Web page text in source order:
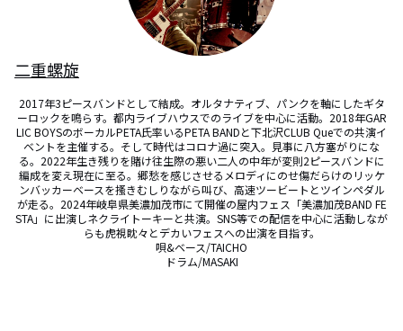
二重螺旋
2017年3ピースバンドとして結成。オルタナティブ、パンクを軸にしたギタ
ーロックを鳴らす。都内ライブハウスでのライブを中心に活動。2018年GAR
LIC BOYSのボーカルPETA氏率いるPETA BANDと下北沢CLUB Queでの共演イ
ベントを主催する。そして時代はコロナ過に突入。見事に八方塞がりにな
る。2022年生き残りを賭け往生際の悪い二人の中年が変則2ピースバンドに
編成を変え現在に至る。郷愁を感じさせるメロディにのせ傷だらけのリッケ
ンバッカーベースを搔きむしりながら叫び、高速ツービートとツインペダル
が走る。2024年岐阜県美濃加茂市にて開催の屋内フェス「美濃加茂BAND FE
STA」に出演しネクライトーキーと共演。SNS等での配信を中心に活動しなが
らも虎視眈々とデカいフェスへの出演を目指す。
唄&ベース/TAICHO
ドラム/MASAKI